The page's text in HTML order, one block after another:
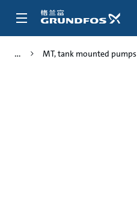
MT, tank mounted pumps